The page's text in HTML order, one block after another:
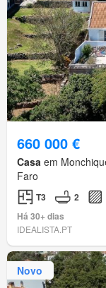
660 000 €
Casa em
Faro
T3 2
Há 30+ dias
IDEALISTA.PT
Novo